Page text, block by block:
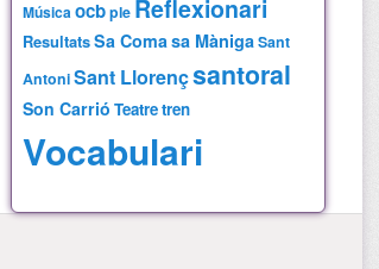
Músicaocbple Reflexionari
ResultatsSa Comasa MànigaSant
AntoniSant Llorençsantoral
Son Carrió Teatretren
Vocabulari